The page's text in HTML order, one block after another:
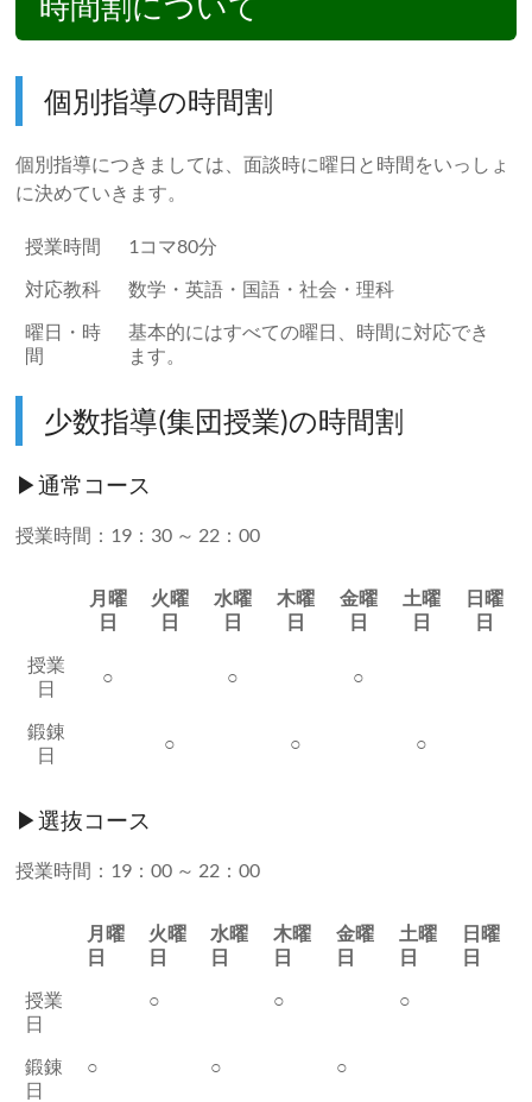
個別指導の時間割
個別指導につきましては、面談時に曜日と時間をいっしょ
に決めていきます。
授業時間
1コマ80分
対応教科
数学・英語・国語・社会・理科
曜日・時
間
基本的にはすべての曜日、時間に対応でき
ます。
少数指導(集団授業)の時間割
▶通常コース
授業時間：19：30 ～ 22：00
月曜
日
火曜
日
水曜
日
木曜
日
金曜
日
土曜
日
日曜
日
授業
日
○ ○ ○
鍛錬
日
○ ○ ○
▶選抜コース
授業時間：19：00 ～ 22：00
月曜
日
火曜
日
水曜
日
木曜
日
金曜
日
土曜
日
日曜
日
授業
日
○ ○ ○
鍛錬
日
○ ○ ○